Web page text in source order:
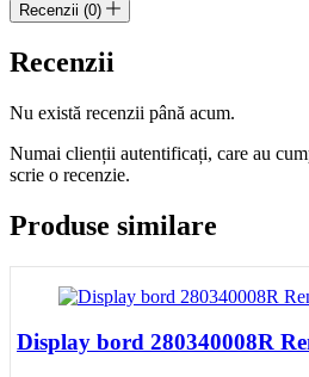
Recenzii (0)
Recenzii
Nu există recenzii până acum.
Numai clienții autentificați, care au
scrie o recenzie.
Produse similare
Display bord 280340008R